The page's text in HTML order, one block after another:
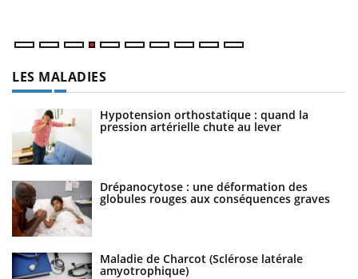
LES MALADIES
Hypotension orthostatique : quand la
pression artérielle chute au lever
Drépanocytose : une déformation des
globules rouges aux conséquences graves
Maladie de Charcot (Sclérose latérale
amyotrophique)